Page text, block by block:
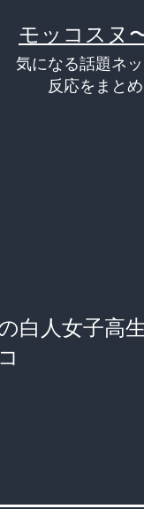
モッコスヌ
気になる話題ネ
反応をまとめ
白人女子高